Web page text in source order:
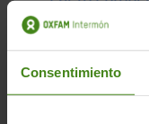
Consentimiento
Bajo este
el
jueves a